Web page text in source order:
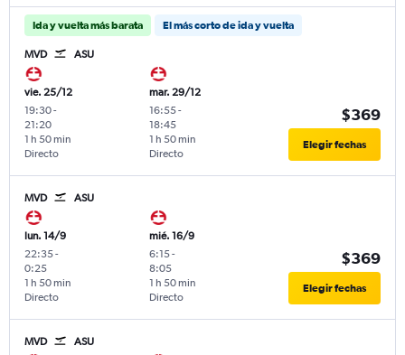
Ida y vuelta más barata El más corto de ida y vuelta
MVD ASU
vie. 25/12
19:30-
21:20
Directo
1 h 50 min
mar. 29/12
16:55-
18:45
Directo
1 h 50 min
$369
Elegir fechas
MVD ASU
lun. 14/9
22:35-
0:25
Directo
1 h 50 min
mié. 16/9
6:15-
8:05
Directo
1 h 50 min
$369
Elegir fechas
MVD ASU